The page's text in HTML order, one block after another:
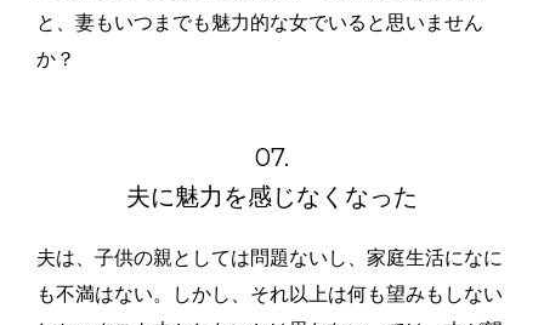
と、妻もいつまでも魅力的な女でいると思いません
か？
07.
夫に魅力を感じなくなった
夫は、子供の親としては問題ないし、家庭生活になに
も不満はない。しかし、それ以上は何も望みもしない